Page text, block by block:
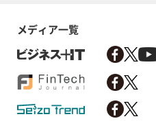
メディア一覧